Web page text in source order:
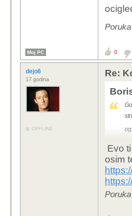
Moj PC 0
dejo6
17 godina
OFFLINE
Re:
Evo
osim